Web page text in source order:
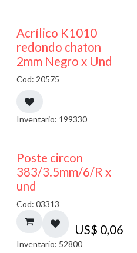
50% DESCUENTO
Acrílico K1010
redondo chaton
2mm Negro x Und
Cod: 20575
Inventario: 199330
Poste circon
383/3.5mm/6/R x
und
Cod: 03313
US$ 0,06
Inventario: 52800